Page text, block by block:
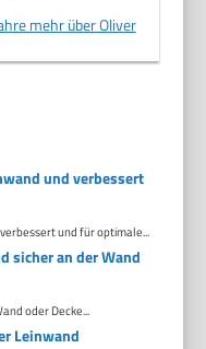
mehr über Oliver
und verbessert
und für optimale...
sicher an der Wand
oder Decke...
Leinwand